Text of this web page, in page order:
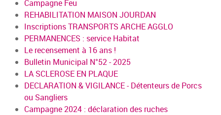
Campagne Feu
REHABILITATION MAISON JOURDAN
Inscriptions TRANSPORTS ARCHE AGGLO
PERMANENCES : service Habitat
Le recensement à 16 ans !
Bulletin Municipal N°52 - 2025
LA SCLEROSE EN PLAQUE
DECLARATION & VIGILANCE - Détenteurs de Porcs
ou Sangliers
Campagne 2024 : déclaration des ruches